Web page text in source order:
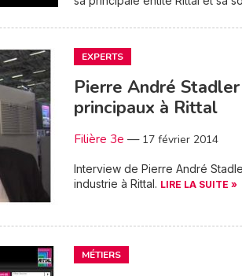
EXPERTS
Pierre André
principaux à Rittal
Filière 3e — 17 février 2014
Interview de Pierre André
industrie à Rittal. LIRE LA SUITE »
MÉTIERS